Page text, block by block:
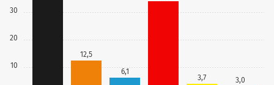
10
20
30
12,5
6,1
3,7 3,0